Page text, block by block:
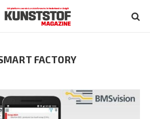
FACTORY